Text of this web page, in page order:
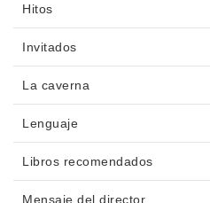
Hitos
Invitados
La caverna
Lenguaje
Libros recomendados
Mensaje del director